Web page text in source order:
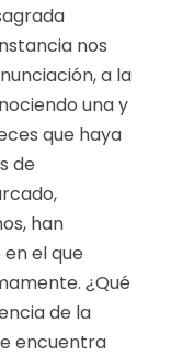
nos
a la
una y
que haya
de
han
el que
¿Qué
de la
encuentra